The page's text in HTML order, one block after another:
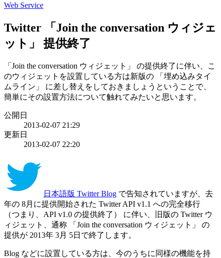
Web Service
Twitter 「Join the conversation ウィジェ
ット」 提供終了
「Join the conversation ウィジェット」 の提供終了に伴い、こ
のウィジェットを設置している方は新版の 「埋め込みタイ
ムライン」 に差し替えをしておきましょうということで、
簡単にその設置方法について触れてみたいと思います。
公開日
2013-02-07 21:29
更新日
2013-02-07 22:20
日本語版 Twitter Blog で告知されていますが、去
年の 8月に提供開始された Twitter API v1.1 への完全移行
（つまり、API v1.0 の提供終了） に伴い、旧版の Twitter ウ
ィジェット、通称 「Join the conversation ウィジェット」 の
提供が 2013年 3月 5日で終了します。
Blog などに設置している方は、今のうちに同様の機能を持